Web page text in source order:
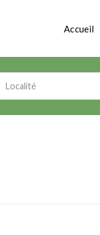
Accueil
Localité